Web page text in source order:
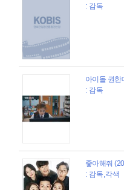
: 감독
아이돌 권한
: 감독
좋아해줘
: 감독,각색